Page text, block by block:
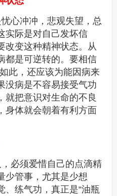
心冲冲，悲观失望，总
实际是对自己发坏信
改变这种精神状态。从
都是可逆转的。要相信
此，还应该为能因病来
没病是不容易接受气功
就把意识对生命的不良
身体就会朝着有利方面
必须爱惜自己的点滴精
少管事，尤其是少想
、练气功，真正是“油瓶